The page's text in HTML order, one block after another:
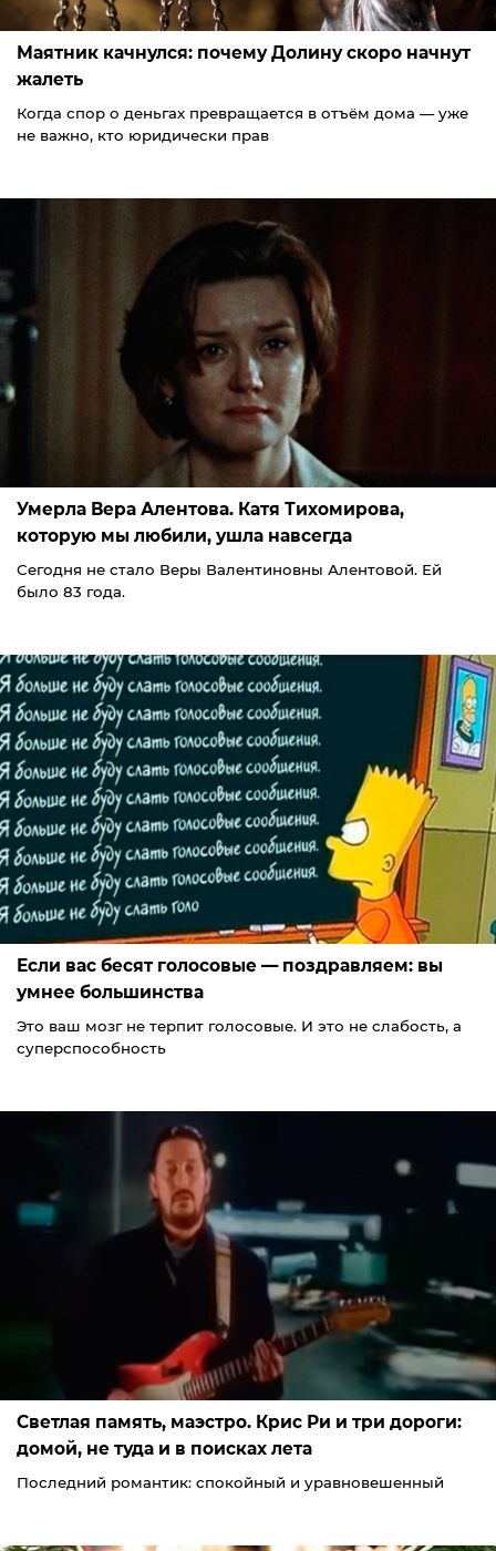
Маятник качнулся: почему Долину скоро начнут
жалеть
Когда спор о деньгах превращается в отъём дома — уже
не важно, кто юридически прав
Умерла Вера Алентова. Катя Тихомирова,
которую мы любили, ушла навсегда
Сегодня не стало Веры Валентиновны Алентовой. Ей
было 83 года.
Если вас бесят голосовые — поздравляем: вы
умнее большинства
Это ваш мозг не терпит голосовые. И это не слабость, а
суперспособность
Светлая память, маэстро. Крис Ри и три дороги:
домой, не туда и в поисках лета
Последний романтик: спокойный и уравновешенный